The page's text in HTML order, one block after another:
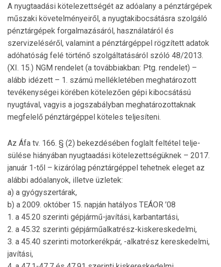
A nyugtaadási kötelezettségét az adóalany a pénztárgépek
műszaki követelményeiről, a nyugtakibocsátásra szolgáló
pénztárgépek forgalmazásáról, használatáról és
szervizelé­séről, valamint a pénztárgéppel rögzített adatok
adóhatóság felé történő szolgáltatásáról szóló 48/2013.
(XI. 15.) NGM rendelet (a továbbiakban: Ptg. rendelet) –
alább idézett – 1. számú mellékletében meghatározott
tevékeny­sé­gei körében kötelezően gépi kibocsátású
nyugtával, vagyis a jogszabályban meghatározottaknak
megfelelő pénztár­géppel köteles teljesíteni.
Az Áfa tv. 166. § (2) bekezdésében foglalt feltétel telje­
sülése hiányában nyugtaadási kötelezettségüknek – 2017.
január 1-től – kizárólag pénztárgéppel tehetnek eleget az
alábbi adóalanyok, illetve üzletek:
a) a gyógyszertárak,
b) a 2009. október 15. napján hatályos TEÁOR ’08
1. a 45.20 szerinti gépjármű-javítási, karbantartási,
2. a 45.32 szerinti gépjárműalkatrész-kiskeres­ke­del­mi,
3. a 45.40 szerinti motorkerékpár, -alkatrész kereske­delmi,
javítási,